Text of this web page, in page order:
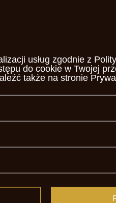
usług zgodnie z
do cookie w Twojej
także na stronie